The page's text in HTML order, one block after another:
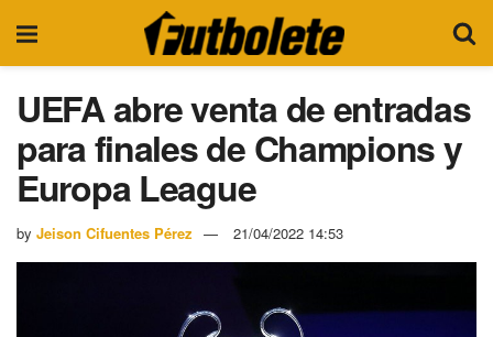
UEFA abre venta de entradas
para finales de Champions y
Europa League
by Jeison Cifuentes Pérez 21/04/2022 14:53